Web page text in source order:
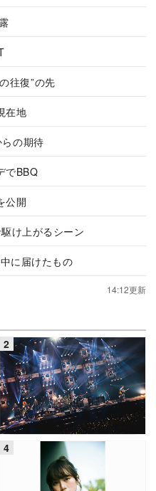
往復”の先
在地
の期待
でBBQ
公開
け上がるシーン
に届けたもの
14:12更新